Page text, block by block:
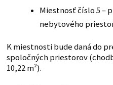
Miestnosť číslo 5 –
nebytového
K miestnosti bude daná do
spoločných priestorov
10,22 m²).